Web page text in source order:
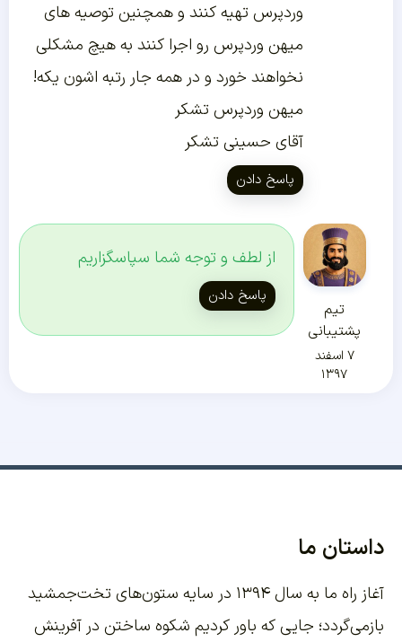
وردپرس تهیه کنند و همچنین توصیه های
میهن وردپرس رو اجرا کنند به هیچ مشکلی
نخواهند خورد و در همه جار رتبه اشون یکه!
میهن وردپرس تشکر
آقای حسینی تشکر
پاسخ دادن
تیم
پشتیبانی
۷ اسفند
۱۳۹۷
از لطف و توجه شما سپاسگزاریم
پاسخ دادن
داستان ما
آغاز راه ما به سال ۱۳۹۴ در سایه ستون‌های تخت‌جمشید
بازمی‌گردد؛ جایی که باور کردیم شکوه ساختن در آفرینش